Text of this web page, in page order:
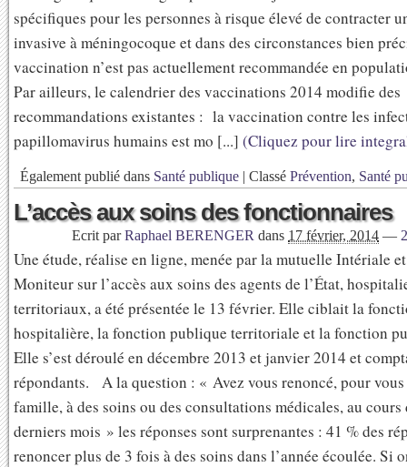
spécifiques pour les personnes à risque élevé de contracter
invasive à méningocoque et dans des circonstances bien
vaccination n’est pas actuellement recommandée en
Par ailleurs, le calendrier des vaccinations 2014 modifie des
recommandations existantes : la vaccination contre les
papillomavirus humains est mo [...] (Cliquez pour lire
Également publié dans Santé publique | Classé Prévention, Santé
L’accès aux soins des fonctionnaires
Ecrit parRaphael BERENGER dans 17 février, 2014 —
Une étude, réalise en ligne, menée par la mutuelle Intériale
Moniteur sur l’accès aux soins des agents de l’État,
territoriaux, a été présentée le 13 février. Elle ciblait la
hospitalière, la fonction publique territoriale et la fonction
Elle s’est déroulé en décembre 2013 et janvier 2014 et
répondants. A la question : « Avez vous renoncé, pour
famille, à des soins ou des consultations médicales, au cours
derniers mois » les réponses sont surprenantes : 41 % des
renoncer plus de 3 fois à des soins dans l’année écoulée. Si